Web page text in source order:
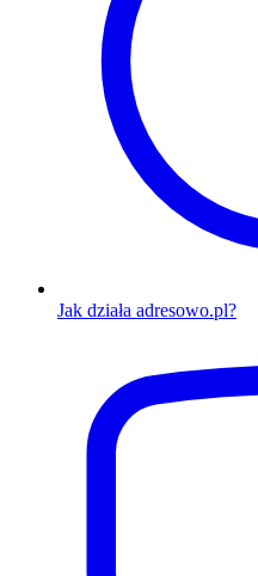
Jak działa adresowo.pl?